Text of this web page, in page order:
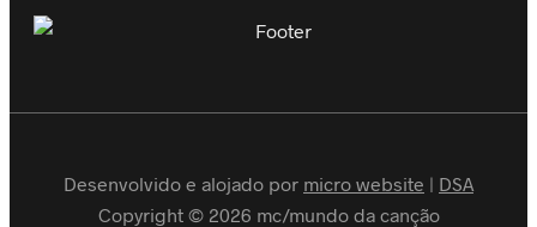
Desenvolvido e alojado por micro website | DSA
Copyright © 2026 mc/mundo da canção